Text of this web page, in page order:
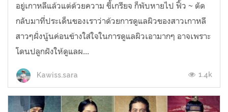
อยู่เกาหลีแล้วแต่ด้วยความ ขี้เกรียจ ก็พับหายไป ฟิ้ว ~ ตัด
กลับมาที่ประเด็นของเราว่าด้วยการดูแลผิวของสาวเกาหลี
สาวๆฝั่งนู้นค่อนข้างใส่ใจในการดูแลผิวเอามากๆ อาจเพราะ
โดนปลูกฝังให้ดูแลผ...
Kawiss.sara 1.4k